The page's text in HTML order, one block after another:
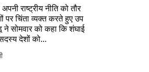
राष्ट्रीय नीति को तौर
पर चिंता व्यक्त करते हुए उप
ने सोमवार को कहा कि शंघाई
देशों को...